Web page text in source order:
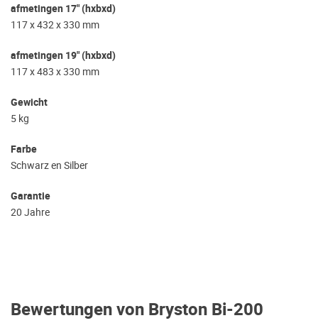
afmetingen 17" (hxbxd)
117 x 432 x 330 mm
afmetingen 19" (hxbxd)
117 x 483 x 330 mm
Gewicht
5 kg
Farbe
Schwarz en Silber
Garantie
20 Jahre
Bewertungen von Bryston Bi-200